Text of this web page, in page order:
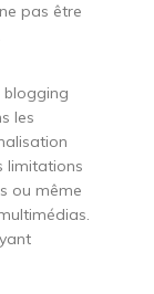
pas être
blogging
les
limitations
ou même